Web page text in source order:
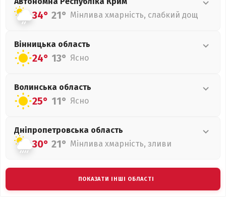
34° 21° Мінлива хмарність, слабкий дощ
Вінницька область
24° 13° Ясно
Волинська область
25° 11° Ясно
Дніпропетровська область
30° 21° Мінлива хмарність, зливи
ПОКАЗАТИ ІНШІ ОБЛАСТІ